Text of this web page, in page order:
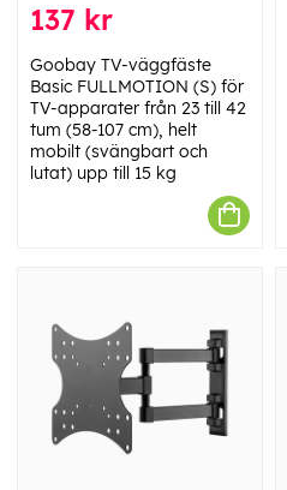
137 kr
Goobay TV-väggfäste
Basic FULLMOTION (S) för
TV-apparater från 23 till 42
tum (58-107 cm), helt
mobilt (svängbart och
lutat) upp till 15 kg